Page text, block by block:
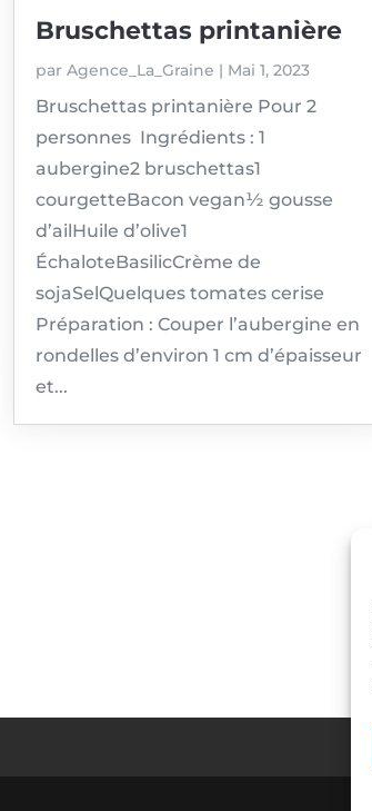
Bruschettas printanière
par Agence_La_Graine | Mai 1, 2023
Bruschettas printanière Pour 2
personnes Ingrédients : 1
aubergine2 bruschettas1
courgetteBacon vegan½ gousse
d’ailHuile d’olive1
ÉchaloteBasilicCrème de
sojaSelQuelques tomates cerise
Préparation : Couper l’aubergine en
rondelles d’environ 1 cm d’épaisseur
et...